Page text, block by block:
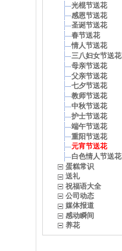
光棍节送花
感恩节送花
圣诞节送花
春节送花
情人节送花
三八妇女节送花
母亲节送花
父亲节送花
七夕节送花
教师节送花
中秋节送花
护士节送花
端午节送花
重阳节送花
元宵节送花
白色情人节送花
蛋糕常识
送礼
祝福语大全
公司动态
媒体报道
感动瞬间
养花